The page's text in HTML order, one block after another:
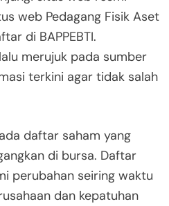
web Pedagang Fisik Aset
di BAPPEBTI.
merujuk pada sumber
terkini agar tidak salah
daftar saham yang
di bursa. Daftar
perubahan seiring waktu
dan kepatuhan